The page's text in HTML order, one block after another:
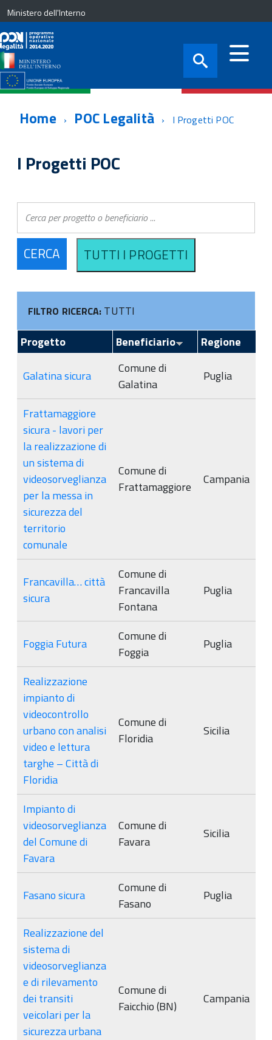
Ministero dell'Interno
Home POC Legalità I Progetti POC
I Progetti POC
FILTRO RICERCA: TUTTI
Progetto
Beneficiario Regione
Galatina sicura
Comune di
Galatina
Puglia
Frattamaggiore
sicura - lavori per
la realizzazione di
un sistema di
videosorveglianza
per la messa in
sicurezza del
territorio
comunale
Comune di
Frattamaggiore
Campania
Francavilla… città
sicura
Comune di
Francavilla
Fontana
Puglia
Foggia Futura
Comune di
Foggia
Puglia
Realizzazione
impianto di
videocontrollo
urbano con analisi
video e lettura
targhe – Città di
Floridia
Comune di
Floridia
Sicilia
Impianto di
videosorveglianza
del Comune di
Favara
Comune di
Favara
Sicilia
Fasano sicura
Comune di
Fasano
Puglia
Realizzazione del
sistema di
videosorveglianza
e di rilevamento
dei transiti
veicolari per la
sicurezza urbana
Comune di
Faicchio (BN)
Campania